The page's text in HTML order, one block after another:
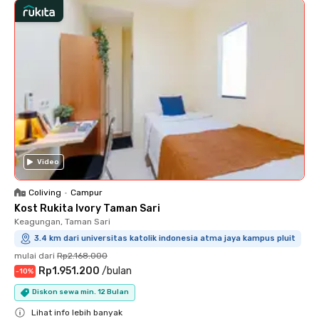
Video
Coliving • Campur
Kost Rukita Ivory Taman Sari
Keagungan, Taman Sari
3.4 km dari universitas katolik indonesia atma jaya kampus pluit
mulai dari Rp2.168.000
-10% Rp1.951.200 /bulan
Diskon sewa min. 12 Bulan
Lihat info lebih banyak